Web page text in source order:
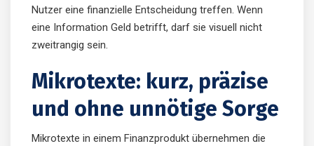
Nutzer eine finanzielle Entscheidung treffen. Wenn
eine Information Geld betrifft, darf sie visuell nicht
zweitrangig sein.
Mikrotexte: kurz, präzise
und ohne unnötige Sorge
Mikrotexte in einem Finanzprodukt übernehmen die